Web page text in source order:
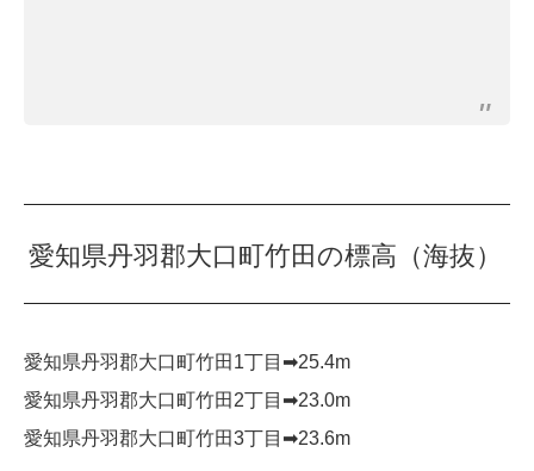
愛知県丹羽郡大口町竹田の標高（海抜）
愛知県丹羽郡大口町竹田1丁目➡︎25.4m
愛知県丹羽郡大口町竹田2丁目➡︎23.0m
愛知県丹羽郡大口町竹田3丁目➡︎23.6m